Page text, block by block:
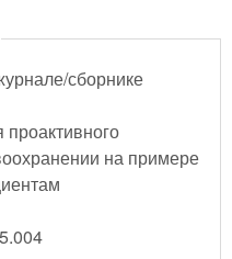
сборнике
на примере